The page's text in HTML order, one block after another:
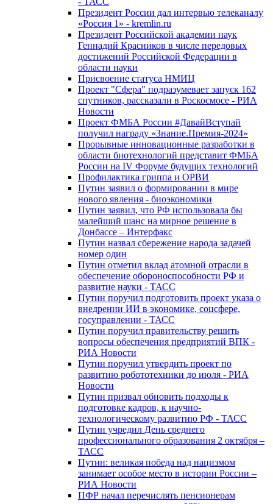
Президент России дал интервью телеканалу
«Россия 1» - kremlin.ru
Президент Российской академии наук
Геннадий Красников в числе передовых
достижений Российской Федерации в
области науки
Присвоение статуса НМИЦ
Проект "Сфера" подразумевает запуск 162
спутников, рассказали в Роскосмосе - РИА
Новости
Проект ФМБА России #ДавайВступай
получил награду «Знание.Премия-2024»
Прорывные инновационные разработки в
области биотехнологий представит ФМБА
России на IV Форуме будущих технологий
Профилактика гриппа и ОРВИ
Путин заявил о формировании в мире
нового явления - биоэкономики
Путин заявил, что РФ использовала бы
малейший шанс на мирное решение в
Донбассе – Интерфакс
Путин назвал сбережение народа задачей
номер один
Путин отметил вклад атомной отрасли в
обеспечение обороноспособности РФ и
развитие науки - ТАСС
Путин поручил подготовить проект указа о
внедрении ИИ в экономике, соцсфере,
госуправлении - ТАСС
Путин поручил правительству решить
вопросы обеспечения предприятий ВПК -
РИА Новости
Путин поручил утвердить проект по
развитию робототехники до июля - РИА
Новости
Путин призвал обновить подходы к
подготовке кадров, к научно-
технологическому развитию РФ - ТАСС
Путин учредил День среднего
профессионального образования 2 октября –
ТАСС
Путин: великая победа над нацизмом
занимает особое место в истории России –
РИА Новости
ПФР начал перечислять пенсионерам